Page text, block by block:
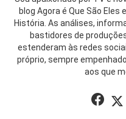
blog Agora é Que São Eles
História. As análises,
bastidores de
estenderam às redes
próprio, sempre
aos que